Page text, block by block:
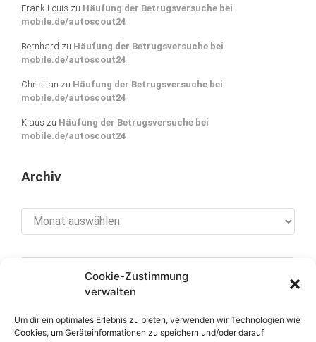
Cookie-Zustimmung
verwalten
Um dir ein optimales Erlebnis zu bieten, verwenden wir Technologien wie
Cookies, um Geräteinformationen zu speichern und/oder darauf
Frank Louis zu Häufung der Betrugsversuche bei
mobile.de/autoscout24
Bernhard zu Häufung der Betrugsversuche bei
mobile.de/autoscout24
Christian zu Häufung der Betrugsversuche bei
mobile.de/autoscout24
Klaus zu Häufung der Betrugsversuche bei
mobile.de/autoscout24
Archiv
[cookies_revoke]